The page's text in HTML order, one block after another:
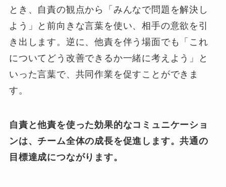
とき、自責の観点から「みんなで問題を解決し
よう」と前向きな言葉を使い、相手の意欲を引
き出します。逆に、他責を伴う場面でも「これ
についてどう改善できるか一緒に考えよう」と
いった言葉で、共同作業を促すことができま
す。
自責と他責を使った効果的なコミュニケーショ
ンは、チーム全体の成長を促進します。共通の
目標達成につながります。